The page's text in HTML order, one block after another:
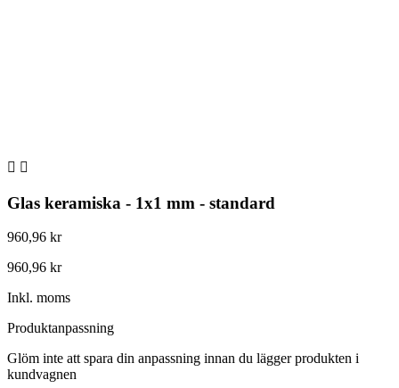
 
Glas keramiska - 1x1 mm - standard
960,96 kr
960,96 kr
Inkl. moms
Produktanpassning
Glöm inte att spara din anpassning innan du lägger produkten i
kundvagnen